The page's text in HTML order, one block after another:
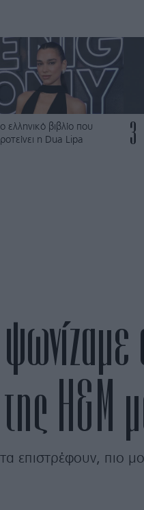
Το ελληνικό βιβλίο που
η Dua Lipa
3
H&M
επιστρέφουν, πιο